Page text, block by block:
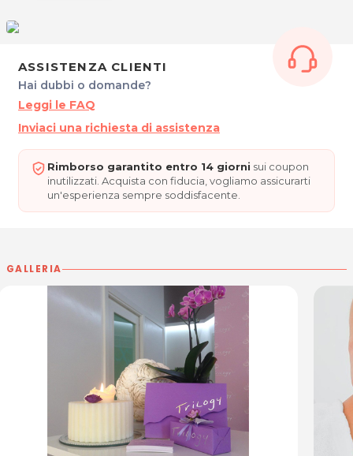
Per ulteriori informazioni sull'offerta o sulle modalità di acquisto
scrivi a
.
ASSISTENZA CLIENTI
Hai dubbi o domande?
Leggi le FAQ
Inviaci una richiesta di assistenza
Rimborso garantito entro 14 giorni sui coupon
inutilizzati. Acquista con fiducia, vogliamo assicurarti
un'esperienza sempre soddisfacente.
GALLERIA